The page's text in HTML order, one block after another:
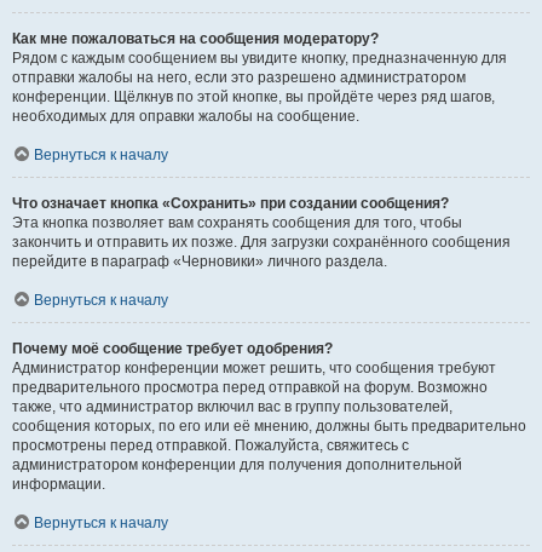
Как мне пожаловаться на сообщения модератору?
Рядом с каждым сообщением вы увидите кнопку, предназначенную для
отправки жалобы на него, если это разрешено администратором
конференции. Щёлкнув по этой кнопке, вы пройдёте через ряд шагов,
необходимых для оправки жалобы на сообщение.
Вернуться к началу
Что означает кнопка «Сохранить» при создании сообщения?
Эта кнопка позволяет вам сохранять сообщения для того, чтобы
закончить и отправить их позже. Для загрузки сохранённого сообщения
перейдите в параграф «Черновики» личного раздела.
Вернуться к началу
Почему моё сообщение требует одобрения?
Администратор конференции может решить, что сообщения требуют
предварительного просмотра перед отправкой на форум. Возможно
также, что администратор включил вас в группу пользователей,
сообщения которых, по его или её мнению, должны быть предварительно
просмотрены перед отправкой. Пожалуйста, свяжитесь с
администратором конференции для получения дополнительной
информации.
Вернуться к началу